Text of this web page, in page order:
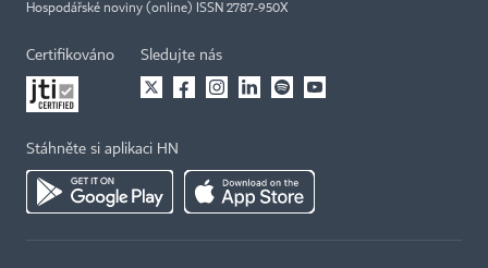
Hospodářské noviny (online) ISSN 2787-950X
Certifikováno Sledujte nás
Stáhněte si aplikaci HN